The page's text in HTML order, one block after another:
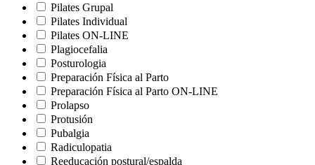
Pilates Grupal
Pilates Individual
Pilates ON-LINE
Plagiocefalia
Posturologia
Preparación Física al Parto
Preparación Física al Parto ON-LINE
Prolapso
Protusión
Pubalgia
Radiculopatia
Reeducación postural/espalda